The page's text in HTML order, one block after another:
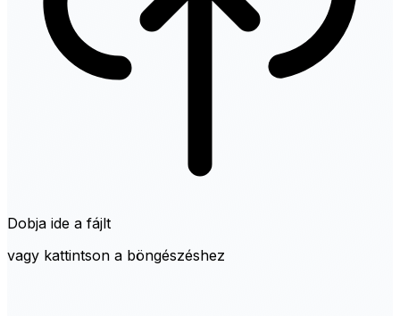
Dobja ide a fájlt
vagy kattintson a böngészéshez